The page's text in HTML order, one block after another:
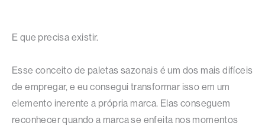
E que precisa existir.
Esse conceito de paletas sazonais é um dos mais difíceis
de empregar, e eu consegui transformar isso em um
elemento inerente a própria marca. Elas conseguem
reconhecer quando a marca se enfeita nos momentos